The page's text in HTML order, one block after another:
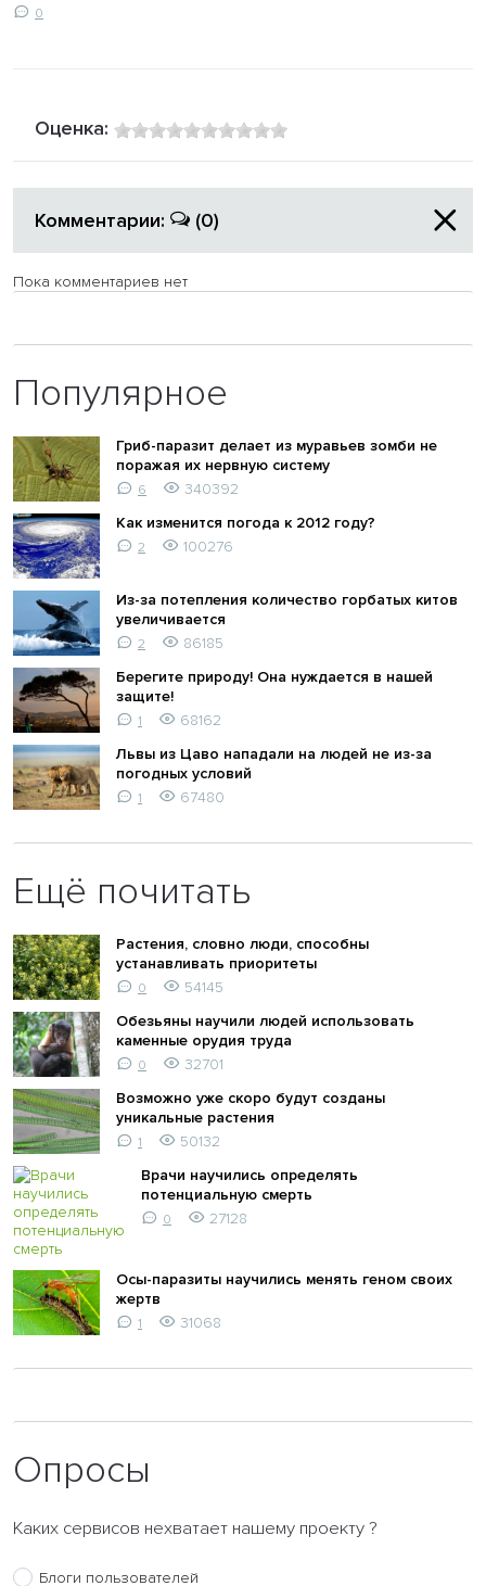
0
Оценка:
Комментарии: (0)
Пока комментариев нет
Популярное
Гриб-паразит делает из муравьев зомби не
поражая их нервную систему
6
340392
Как изменится погода к 2012 году?
2 100276
Из-за потепления количество горбатых китов
увеличивается
2
86185
Берегите природу! Она нуждается в нашей
защите!
1
68162
Львы из Цаво нападали на людей не из-за
погодных условий
1 67480
Ещё почитать
Растения, словно люди, способны
устанавливать приоритеты
0
54145
Обезьяны научили людей использовать
каменные орудия труда
0
32701
Возможно уже скоро будут созданы
уникальные растения
1
50132
Врачи научились определять
потенциальную смерть
0 27128
Осы-паразиты научились менять геном своих
жертв
1 31068
Опросы
Каких сервисов нехватает нашему проекту ?
Блоги пользователей